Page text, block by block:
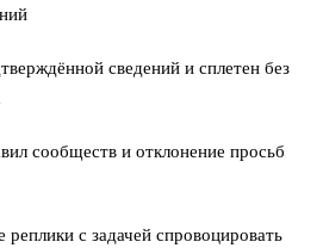
сведений и сплетен без
сообществ и отклонение просьб
реплики с задачей спровоцировать